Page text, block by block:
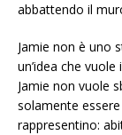
abbattendo il
Jamie non è uno
un’idea che
Jamie non vuole
solamente
rappresentino: